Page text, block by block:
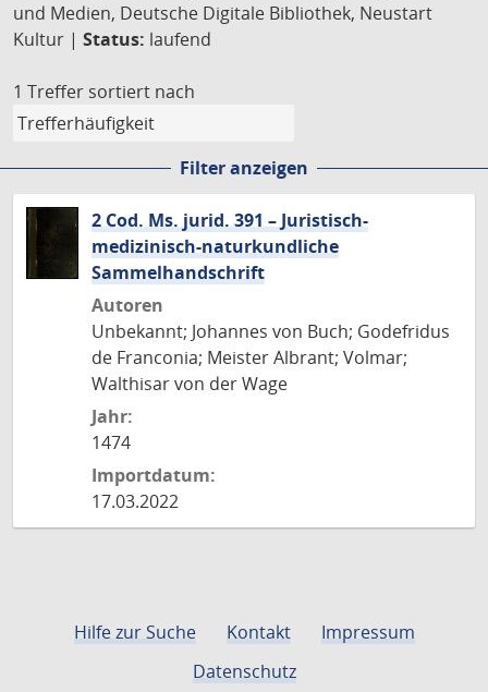
und Medien, Deutsche Digitale Bibliothek, Neustart
Kultur | Status: laufend
1 Treffer sortiert nach
Filter anzeigen
2 Cod. Ms. jurid. 391 – Juristisch-
medizinisch-naturkundliche
Sammelhandschrift
Autoren
Unbekannt; Johannes von Buch; Godefridus
de Franconia; Meister Albrant; Volmar;
Walthisar von der Wage
Jahr:
1474
Importdatum:
17.03.2022
Hilfe zur Suche Kontakt
Impressum
Datenschutz